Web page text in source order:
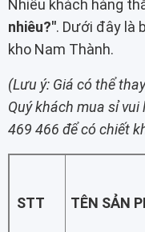
Nhiều khách hàng
nhiêu?". Dưới đây là
kho Nam Thành.
(Lưu ý: Giá có thể
Quý khách mua sỉ
469 466 để có chiết
STT TÊN SẢN